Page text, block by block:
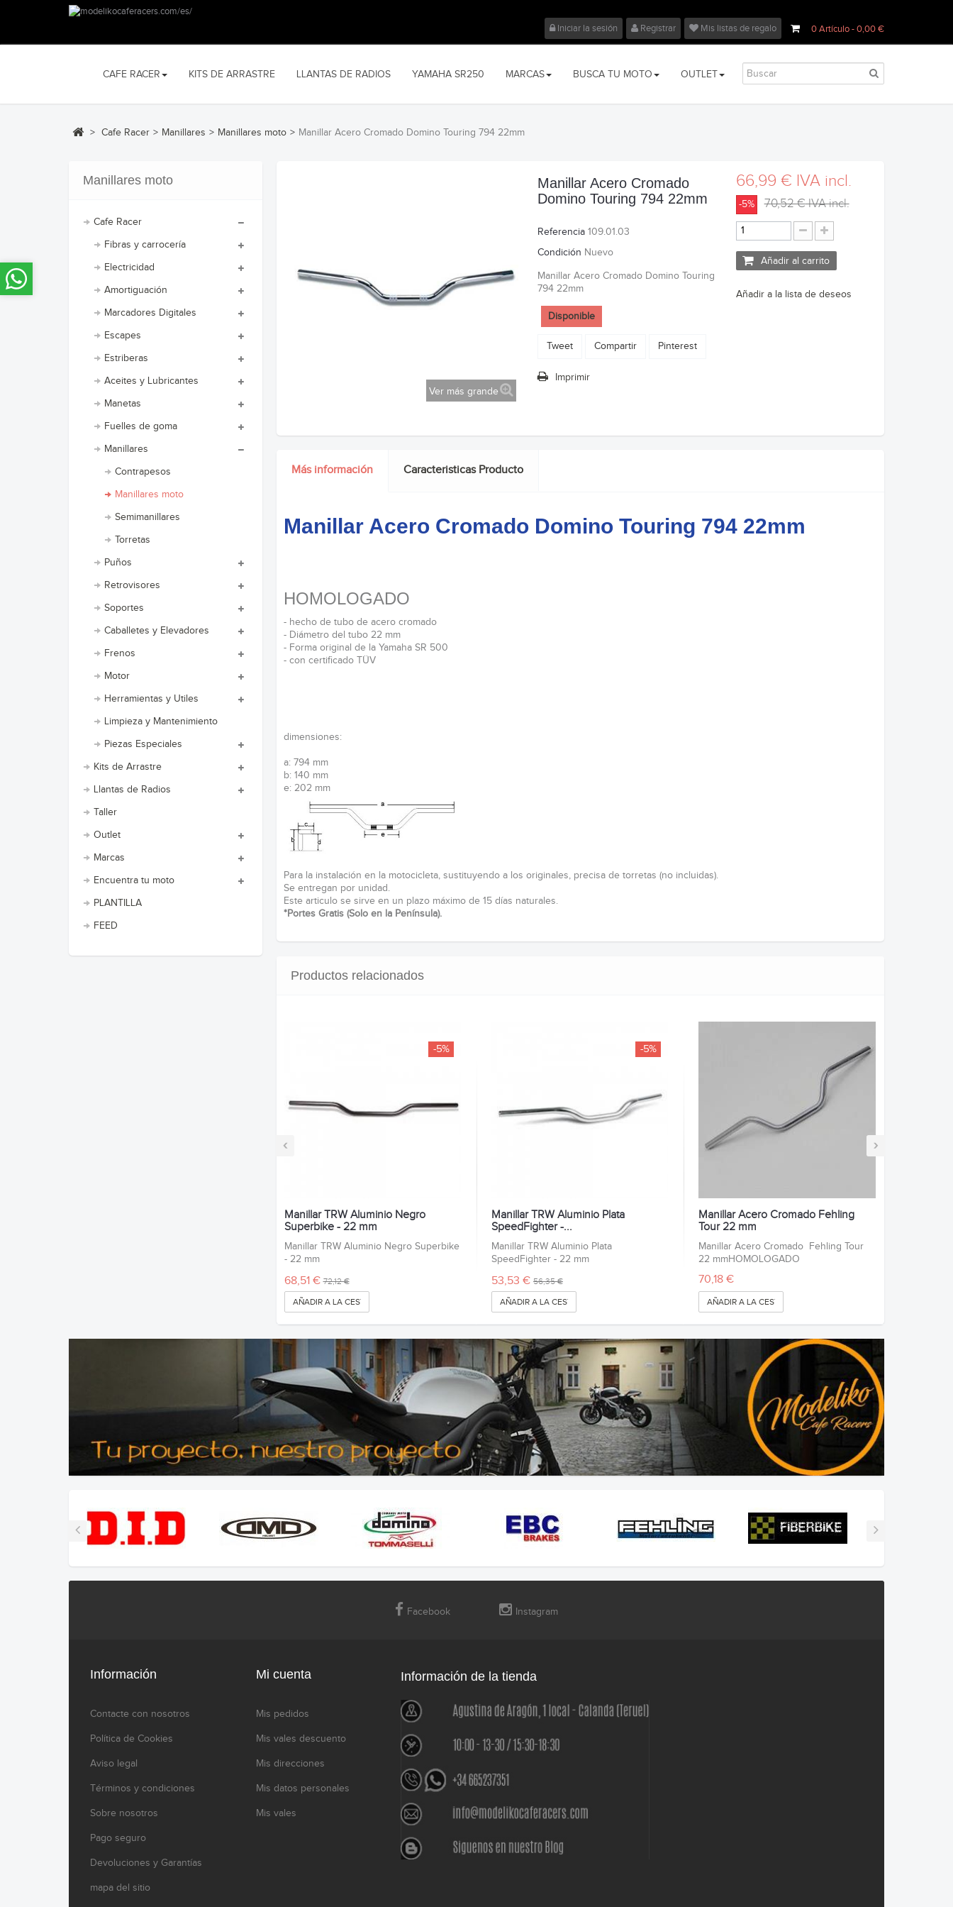
0Artículo- 0,00 €
Iniciar la sesión Registrar Mis listas de regalo
CAFE RACER KITS DE ARRASTRE LLANTAS DE RADIOS YAMAHA SR250 MARCAS BUSCA TU MOTO OUTLET
> Cafe Racer > Manillares > Manillares moto > Manillar Acero Cromado Domino Touring 794 22mm
Manillares moto
Cafe Racer
Fibras y carrocería
Electricidad
Amortiguación
Marcadores Digitales
Escapes
Estriberas
Aceites y Lubricantes
Manetas
Fuelles de goma
Manillares
Contrapesos
Manillares moto
Semimanillares
Torretas
Puños
Retrovisores
Soportes
Caballetes y Elevadores
Frenos
Motor
Herramientas y Utiles
Limpieza y Mantenimiento
Piezas Especiales
Kits de Arrastre
Llantas de Radios
Taller
Outlet
Marcas
Encuentra tu moto
PLANTILLA
FEED
Ver más grande
Manillar Acero Cromado
Domino Touring 794 22mm
Referencia 109.01.03
Condición Nuevo
Manillar Acero Cromado Domino Touring
794 22mm
Disponible
Tweet Compartir Pinterest
Imprimir
66,99 € IVA incl.
-5% 70,52 €IVA incl.
Añadir al carrito
Añadir a la lista de deseos
Más información Caracteristicas Producto
Manillar Acero Cromado Domino Touring 794 22mm
HOMOLOGADO
- hecho de tubo de acero cromado
- Diámetro del tubo 22 mm
- Forma original de la Yamaha SR 500
- con certificado TÜV
dimensiones:
a: 794 mm
b: 140 mm
e: 202 mm
Para la instalación en la motocicleta, sustituyendo a los originales, precisa de torretas (no incluidas).
Se entregan por unidad.
Este articulo se sirve en un plazo máximo de 15 días naturales.
*Portes Gratis (Solo en la Península).
Productos relacionados
‹ ›
-5%
Manillar TRW Aluminio Negro
Superbike - 22 mm
Manillar TRW Aluminio Negro Superbike
- 22 mm
68,51 € 72,12 €
AÑADIR A LA CESTA
-5%
Manillar TRW Aluminio Plata
SpeedFighter -...
Manillar TRW Aluminio Plata
SpeedFighter - 22 mm
53,53 € 56,35 €
AÑADIR A LA CESTA
Manillar Acero Cromado Fehling
Tour 22 mm
Manillar Acero Cromado Fehling Tour
22 mmHOMOLOGADO
70,18 €
AÑADIR A LA CESTA
Facebook Instagram
Información
Contacte con nosotros
Política de Cookies
Aviso legal
Términos y condiciones
Sobre nosotros
Pago seguro
Devoluciones y Garantías
mapa del sitio
Mi cuenta
Mis pedidos
Mis vales descuento
Mis direcciones
Mis datos personales
Mis vales
Información de la tienda